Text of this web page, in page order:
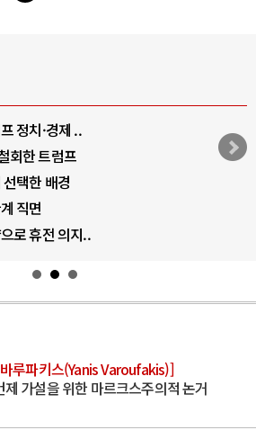
정치·경제 ..
회한 트럼프
택한 배경
직면
로 휴전 의지..
루파키스(Yanis Varoufakis)]
제 가설을 위한 마르크스주의적 논거